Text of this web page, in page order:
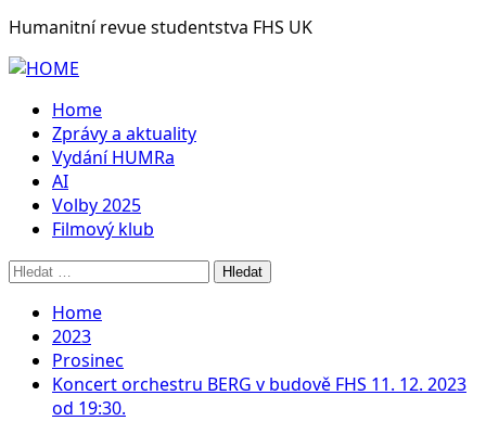
Humanitní revue studentstva FHS UK
Primary
Home
Zprávy a aktuality
Vydání HUMRa
AI
Volby 2025
Filmový klub
Vyhledávání
Home
2023
Prosinec
Koncert orchestru BERG v budově FHS 11. 12. 2023
od 19:30.